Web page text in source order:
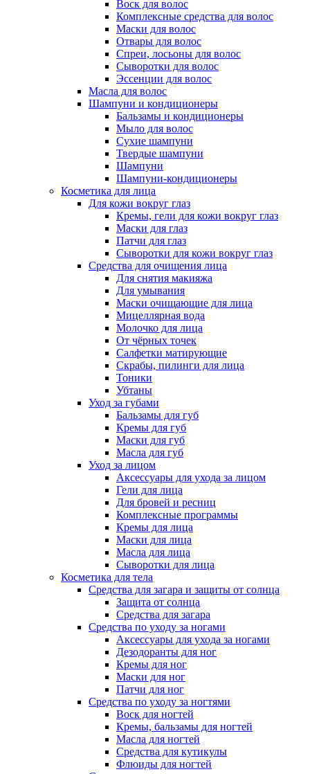
Воск для волос
Комплексные средства для волос
Маски для волос
Отвары для волос
Спреи, лосьоны для волос
Сыворотки для волос
Эссенции для волос
Масла для волос
Шампуни и кондиционеры
Бальзамы и кондиционеры
Мыло для волос
Сухие шампуни
Твердые шампуни
Шампуни
Шампуни-кондиционеры
Косметика для лица
Для кожи вокруг глаз
Кремы, гели для кожи вокруг глаз
Маски для глаз
Патчи для глаз
Сыворотки для кожи вокруг глаз
Средства для очищения лица
Для снятия макияжа
Для умывания
Маски очищающие для лица
Мицеллярная вода
Молочко для лица
От чёрных точек
Салфетки матирующие
Скрабы, пилинги для лица
Тоники
Убтаны
Уход за губами
Бальзамы для губ
Кремы для губ
Маски для губ
Масла для губ
Уход за лицом
Аксессуары для ухода за лицом
Гели для лица
Для бровей и ресниц
Комплексные программы
Кремы для лица
Маски для лица
Масла для лица
Сыворотки для лица
Косметика для тела
Средства для загара и защиты от солнца
Защита от солнца
Средства для загара
Средства по уходу за ногами
Аксессуары для ухода за ногами
Дезодоранты для ног
Кремы для ног
Маски для ног
Патчи для ног
Средства по уходу за ногтями
Воск для ногтей
Кремы, бальзамы для ногтей
Масла для ногтей
Средства для кутикулы
Флюиды для ногтей